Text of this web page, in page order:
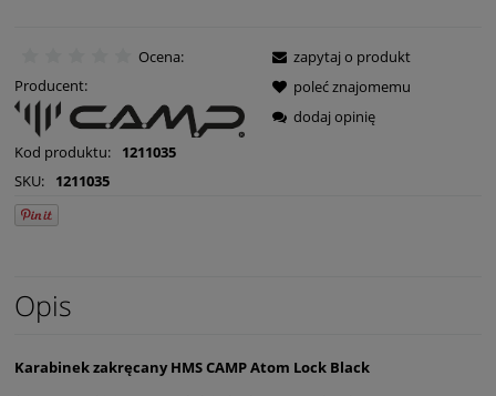
Ocena:
Producent:
Kod produktu:
1211035
SKU:
1211035
zapytaj o produkt
poleć znajomemu
dodaj opinię
Opis
Karabinek zakręcany HMS CAMP Atom Lock Black